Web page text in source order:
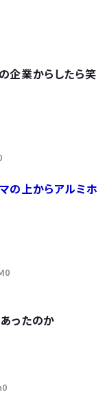
企業からしたら笑
の上からアルミホ
ったのか